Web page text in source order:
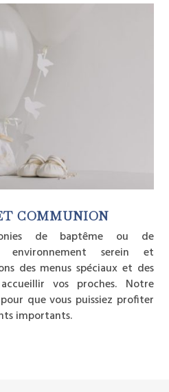
COMMUNION
de baptême ou de
serein et
des menus spéciaux et des
vos proches. Notre
que vous puissiez profiter
importants.